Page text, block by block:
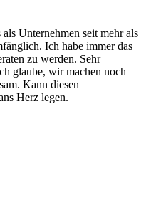
Unternehmen seit mehr als
Ich habe immer das
zu werden. Sehr
glaube, wir machen noch
Kann diesen
Herz legen.